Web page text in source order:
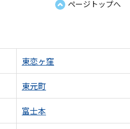
ページトップへ
東恋ヶ窪
東元町
富士本